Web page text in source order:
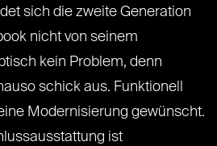
sich die zweite Generation
nicht von seinem
kein Problem, denn
schick aus. Funktionell
Modernisierung gewünscht.
ist